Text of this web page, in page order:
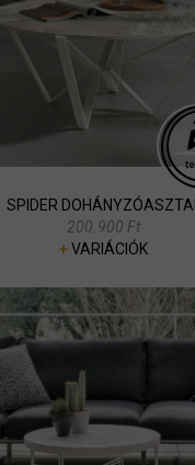
SPIDER DOHÁNYZÓASZTAL
200.900 Ft
+VARIÁCIÓK